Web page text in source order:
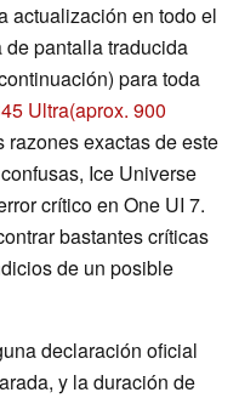
actualización en todo el
de pantalla traducida
para toda
Ultra(aprox. 900
razones exactas de este
Ice Universe
crítico en One UI 7.
bastantes críticas
de un posible
declaración oficial
y la duración de